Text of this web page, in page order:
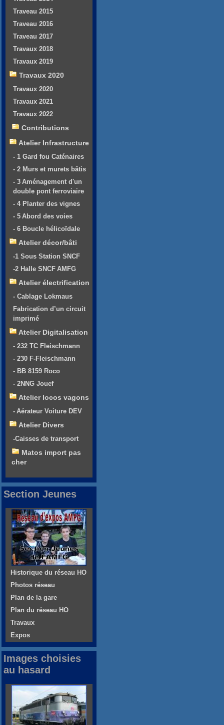
Traveau 2015
Traveau 2016
Traveau 2017
Travaux 2018
Travaux 2019
Travaux 2020
Travaux 2020
Travaux 2021
Travaux 2022
Contributions
Atelier Infrastructure
- 1 Gard fou Caténaires
- 2 Murs et murets bâtis
- 3 Aménagement d'un
double pont ferroviaire
- 4 Planter des vignes
- 5 Abord des voies
- 6 Boucle hélicoïdale
Atelier décor/bâti
-1 Sous Station SNCF
-2 Halle SNCF AMFG
Atelier électrification
- Cablage Lokmaus
Fabrication d’un circuit
imprimé
Atelier Digitalisation
- 232 TC Fleischmann
- 230 F-Fleischmann
- BB 8159 Roco
- 2NNG Jouef
Atelier locos vagons
- Aérateur Voiture DEV
Atelier Divers
-Caisses de transport
Matos import pas
cher
Section Jeunes
Historique du réseau HO
Photos réseau
Plan de la gare
Plan du réseau HO
Travaux
Expos
Images choisies
au hasard